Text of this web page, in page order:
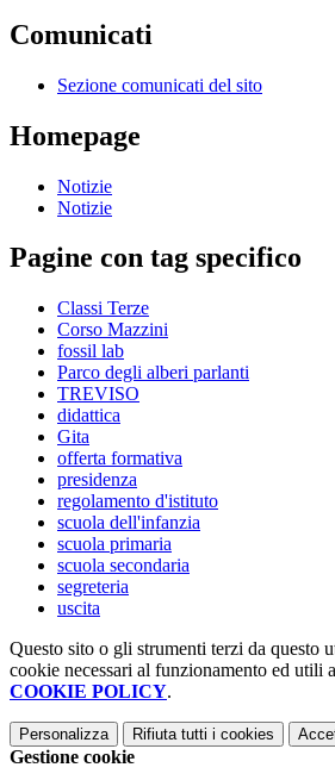
Comunicati
Sezione comunicati del sito
Homepage
Notizie
Notizie
Pagine con tag specifico
Classi Terze
Corso Mazzini
fossil lab
Parco degli alberi parlanti
TREVISO
didattica
Gita
offerta formativa
presidenza
regolamento d'istituto
scuola dell'infanzia
scuola primaria
scuola secondaria
segreteria
uscita
Questo sito o gli strumenti terzi da questo
cookie necessari al funzionamento ed utili
COOKIE POLICY.
Personalizza Rifiuta tutti i cookies
Gestione cookie